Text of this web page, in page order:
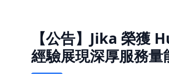
【公告】Jika 榮獲
經驗展現深厚服務量